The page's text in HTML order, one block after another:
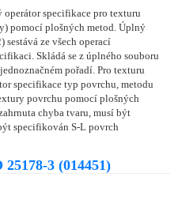
specifikace pro texturu
pomocí plošných metod. Úplný
ze všech operací
Skládá se z úplného souboru
pořadí. Pro texturu
specifikace typ povrchu, metodu
povrchu pomocí plošných
chyba tvaru, musí být
specifikován S-L povrch
3 (014451)